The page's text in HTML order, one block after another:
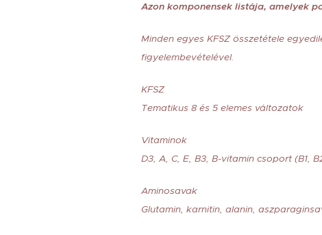
Azon komponensek listája, amelyek
Minden egyes KFSZ összetétele
figyelembevételével.
KFSZ
Tematikus 8 és 5 elemes változatok
Vitaminok
D3, A, C, E, B3, B-vitamin csoport (B1,
Aminosavak
Glutamin, karnitin, alanin,